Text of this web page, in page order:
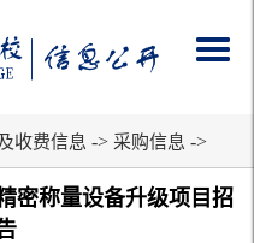
收费信息 -> 采购信息 ->
密称量设备升级项目招